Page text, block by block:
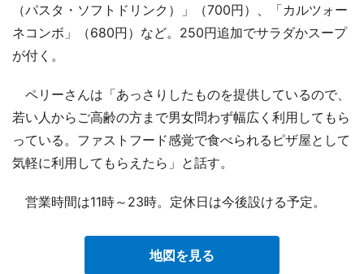
（パスタ・ソフトドリンク）」（700円）、「カルツォー
ネコンボ」（680円）など。250円追加でサラダかスープ
が付く。
ペリーさんは「あっさりしたものを提供しているので、
若い人からご高齢の方まで男女問わず幅広く利用してもら
っている。ファストフード感覚で食べられるピザ屋として
気軽に利用してもらえたら」と話す。
営業時間は11時～23時。定休日は今後設ける予定。
地図を見る